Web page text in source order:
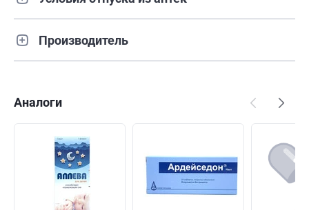
Производитель
Аналоги